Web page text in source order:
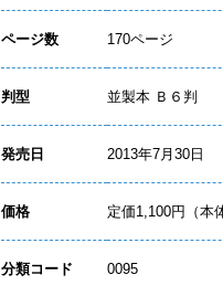
ページ数 170ページ
判型 並製本 Ｂ６判
発売日 2013年7月30日
価格 定価1,100円（本
分類コード 0095